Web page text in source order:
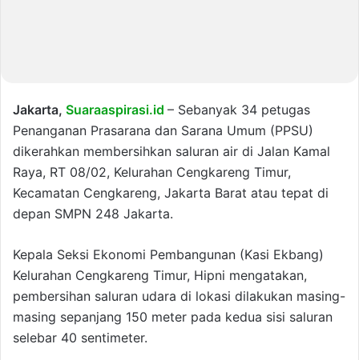
Jakarta, Suaraaspirasi.id – Sebanyak 34 petugas
Penanganan Prasarana dan Sarana Umum (PPSU)
dikerahkan membersihkan saluran air di Jalan Kamal
Raya, RT 08/02, Kelurahan Cengkareng Timur,
Kecamatan Cengkareng, Jakarta Barat atau tepat di
depan SMPN 248 Jakarta.
Kepala Seksi Ekonomi Pembangunan (Kasi Ekbang)
Kelurahan Cengkareng Timur, Hipni mengatakan,
pembersihan saluran udara di lokasi dilakukan masing-
masing sepanjang 150 meter pada kedua sisi saluran
selebar 40 sentimeter.